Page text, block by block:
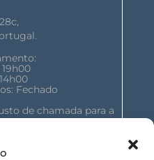
Fechado
de chamada para a